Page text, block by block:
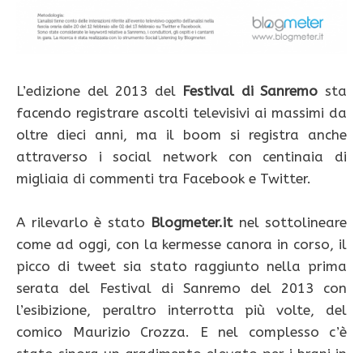
L’edizione del 2013 del Festival di Sanremo sta
facendo registrare ascolti televisivi ai massimi da
oltre dieci anni, ma il boom si registra anche
attraverso i social network con centinaia di
migliaia di commenti tra Facebook e Twitter.
A rilevarlo è stato Blogmeter.itnel sottolineare
come ad oggi, con la kermesse canora in corso, il
picco di tweet sia stato raggiunto nella prima
serata del Festival di Sanremo del 2013 con
l’esibizione, peraltro interrotta più volte, del
comico Maurizio Crozza. E nel complesso c’è